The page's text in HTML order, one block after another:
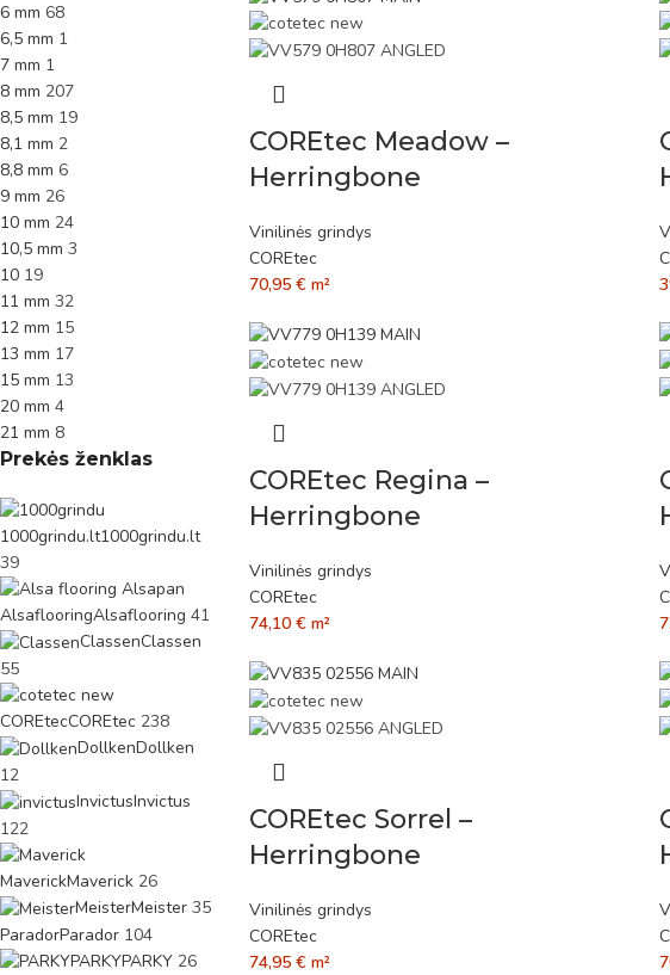
6 mm 68
6,5 mm 1
7 mm 1
8 mm 207
8,5 mm 19
8,1 mm 2
8,8 mm 6
9 mm 26
10 mm 24
10,5 mm 3
10 19
11 mm 32
12 mm 15
13 mm 17
15 mm 13
20 mm 4
21 mm 8
Prekės ženklas
1000grindu.lt1000grindu.lt
39
AlsaflooringAlsaflooring 41
ClassenClassen
55
COREtecCOREtec 238
DollkenDollken
12
InvictusInvictus
122
MaverickMaverick 26
MeisterMeister 35
ParadorParador 104
PARKYPARKY 26
COREtec Meadow –
Herringbone
Vinilinės grindys
COREtec
70,95 € m²
COREtec Regina –
Herringbone
Vinilinės grindys
COREtec
74,10 € m²
COREtec Sorrel –
Herringbone
Vinilinės grindys
COREtec
74,95 € m²